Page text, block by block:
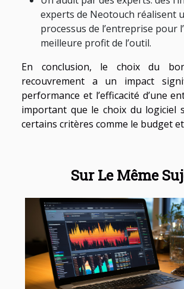
experts de Neotouch réalisent
processus de l’entreprise pour
meilleure profit de l’outil.
En conclusion, le choix du
recouvrement a un impact
performance et l’efficacité d’une
important que le choix du logiciel
certains critères comme le budget
Sur Le Même